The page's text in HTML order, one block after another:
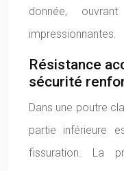
donnée,
impressionnantes.
Résistance
sécurité
Dans une poutre
partie inférieure
fissuration. La